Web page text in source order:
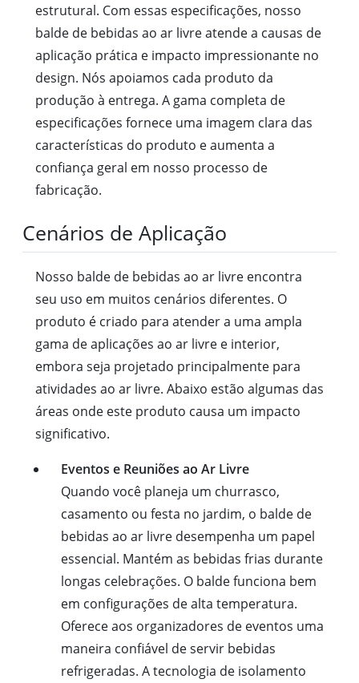
estrutural. Com essas especificações, nosso
balde de bebidas ao ar livre atende a causas de
aplicação prática e impacto impressionante no
design. Nós apoiamos cada produto da
produção à entrega. A gama completa de
especificações fornece uma imagem clara das
características do produto e aumenta a
confiança geral em nosso processo de
fabricação.
Cenários de Aplicação
Nosso balde de bebidas ao ar livre encontra
seu uso em muitos cenários diferentes. O
produto é criado para atender a uma ampla
gama de aplicações ao ar livre e interior,
embora seja projetado principalmente para
atividades ao ar livre. Abaixo estão algumas das
áreas onde este produto causa um impacto
significativo.
Eventos e Reuniões ao Ar Livre
Quando você planeja um churrasco,
casamento ou festa no jardim, o balde de
bebidas ao ar livre desempenha um papel
essencial. Mantém as bebidas frias durante
longas celebrações. O balde funciona bem
em configurações de alta temperatura.
Oferece aos organizadores de eventos uma
maneira confiável de servir bebidas
refrigeradas. A tecnologia de isolamento